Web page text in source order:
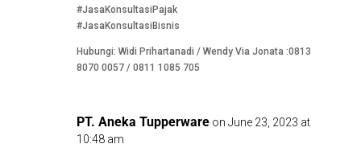
#JasaKonsultasiPajak
#JasaKonsultasiBisnis
Hubungi: Widi Prihartanadi / Wendy Via Jonata :0813
8070 0057 / 0811 1085 705
PT. Aneka Tupperware on June 23, 2023 at
10:48 am